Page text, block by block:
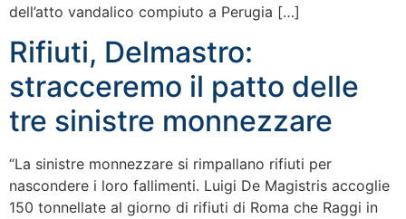
dell’atto vandalico compiuto a Perugia […]
Rifiuti, Delmastro:
stracceremo il patto delle
tre sinistre monnezzare
“La sinistre monnezzare si rimpallano rifiuti per
nascondere i loro fallimenti. Luigi De Magistris accoglie
150 tonnellate al giorno di rifiuti di Roma che Raggi in